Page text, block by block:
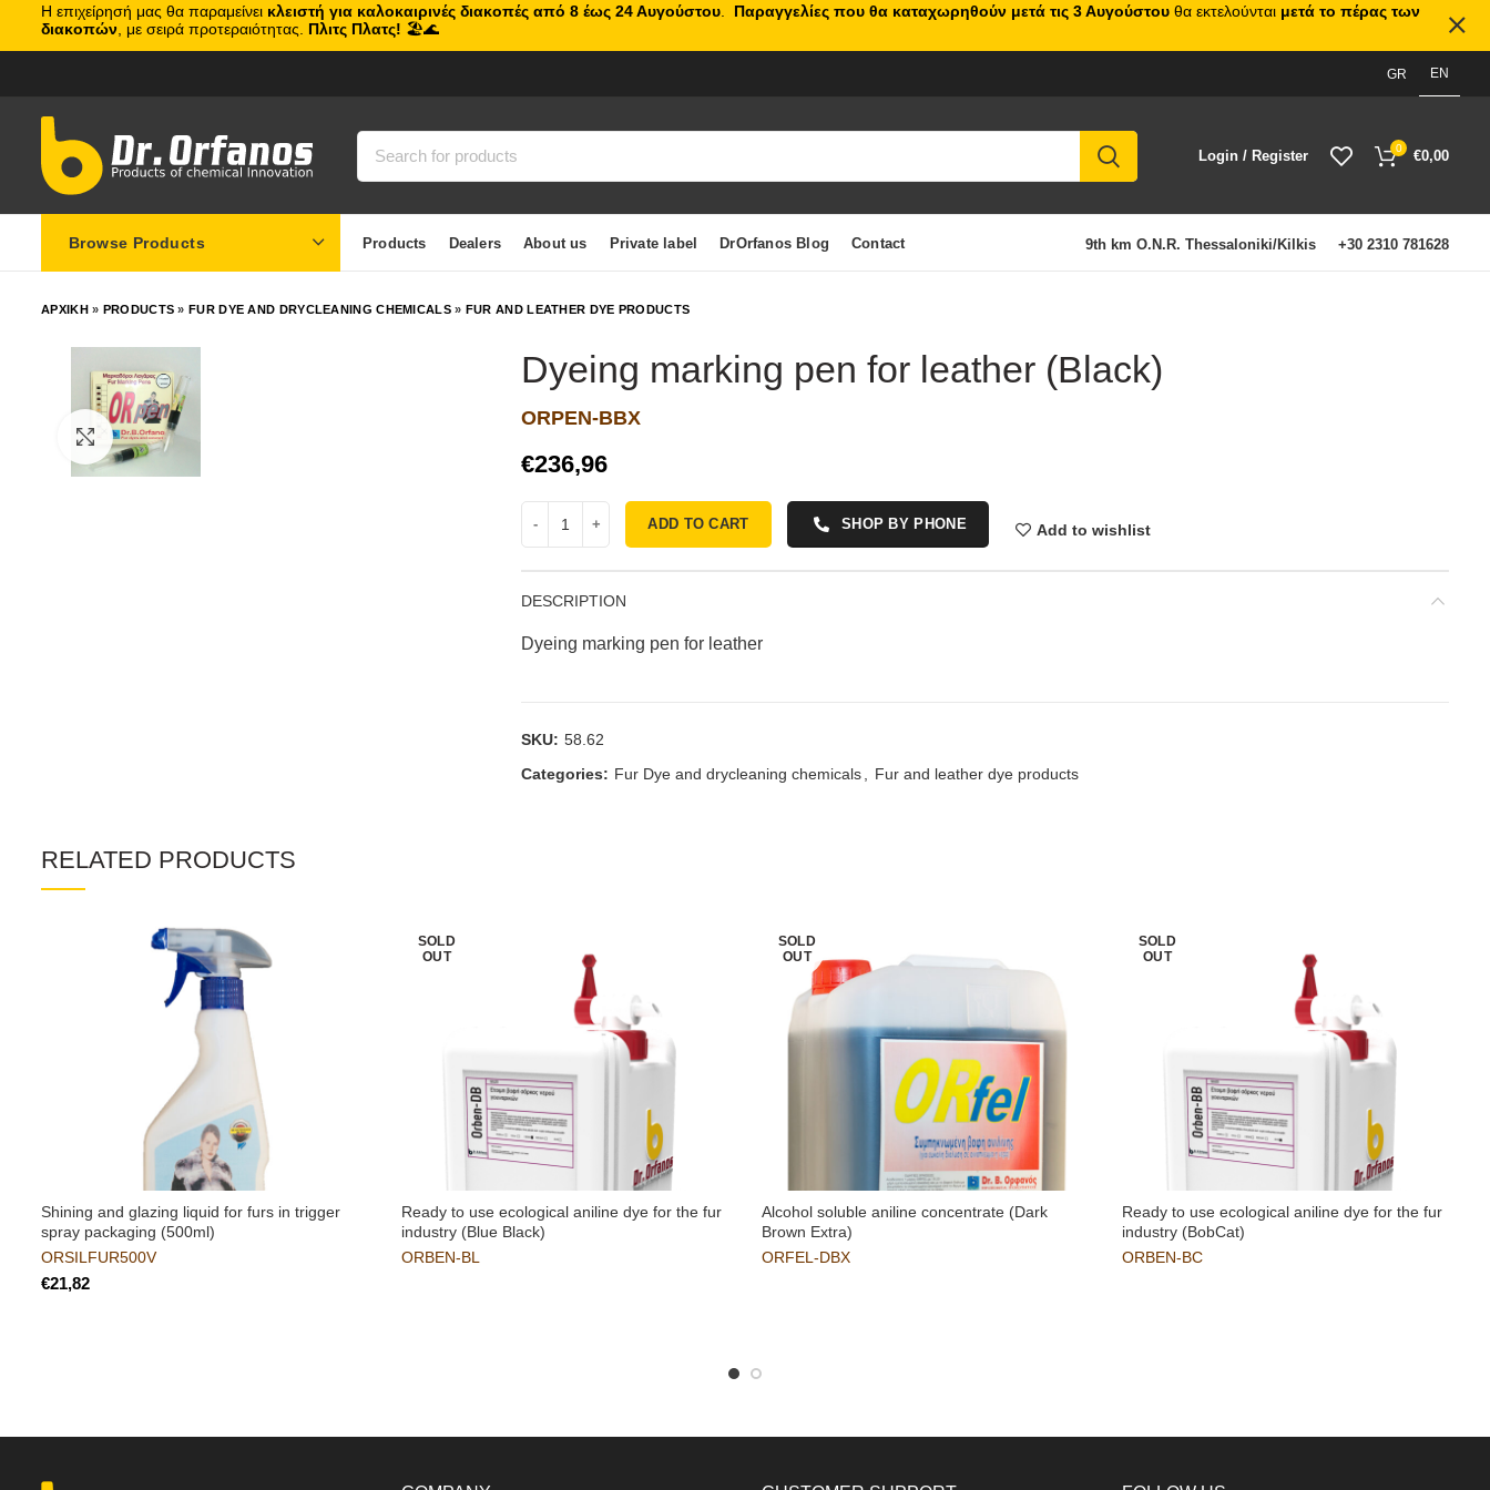
GR EN
Login / Register 0 €0,00
Browse Products Products Dealers About us Private label DrOrfanos Blog Contact 9th km O.N.R. Thessaloniki/Kilkis +30 2310 781628
ΑΡΧΙΚΗ» PRODUCTS »FUR DYE AND DRYCLEANING CHEMICALS» FUR AND LEATHER DYE PRODUCTS
Click to enlarge
Dyeing marking pen for leather (Black)
ORPEN-BBX
€
ADD TO CART SHOP BY PHONE Add to wishlist
DESCRIPTION
Dyeing marking pen for leather
SKU: 58.62
Categories: Fur Dye and drycleaning chemicals Fur and leather dye products
RELATED PRODUCTS
Shining and glazing liquid for furs in trigger
spray packaging (500ml)
ORSILFUR500V
€
SOLD
OUT
Ready to use ecological aniline dye for the fur
industry (Blue Black)
ORBEN-BL
SOLD
OUT
Alcohol soluble aniline concentrate (Dark
Brown Extra)
ORFEL-DBX
SOLD
OUT
Ready to use ecological aniline dye for the fur
industry (BobCat)
ORBEN-BC
Η επιχείρησή μας θα παραμείνει κλειστή για καλοκαιρινές διακοπές από 8 έως 24 Αυγούστου Παραγγελίες που θα καταχωρηθούν μετά τις 3 Αυγούστου θα εκτελούνται μετά το πέρας των
διακοπών , με σειρά προτεραιότητας. Πλιτς Πλατς! 🏖️🌊